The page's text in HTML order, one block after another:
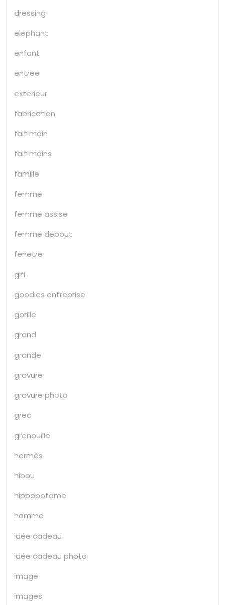
dressing
elephant
enfant
entree
exterieur
fabrication
fait main
fait mains
famille
femme
femme assise
femme debout
fenetre
gifi
goodies entreprise
gorille
grand
grande
gravure
gravure photo
grec
grenouille
hermès
hibou
hippopotame
homme
idée cadeau
idée cadeau photo
image
images